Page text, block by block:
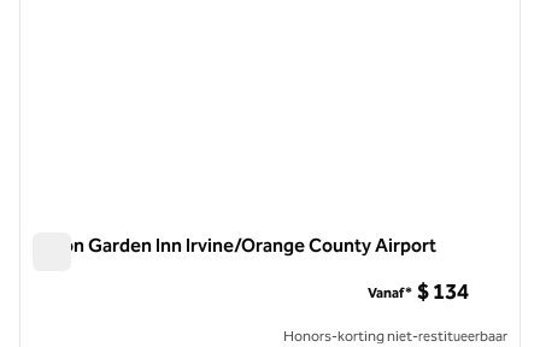
Hilton Garden Inn Irvine/Orange County Airport
Vanaf* $ 134
Honors-korting niet-restitueerbaar